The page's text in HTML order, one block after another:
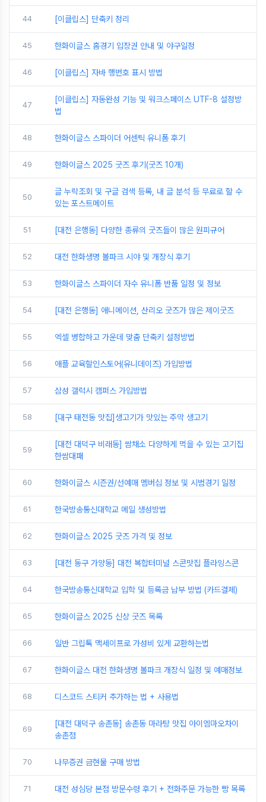
44 [이클립스] 단축키 정리
45 한화이글스 홈경기 입장권 안내 및 야구일정
46 [이클립스] 자바 행번호 표시 방법
47
[이클립스] 자동완성 기능 및 워크스페이스 UTF-8 설정방
법
48 한화이글스 스파이더 어센틱 유니폼 후기
49 한화이글스 2025 굿즈 후기(굿즈 10개)
50
글 누락조회 및 구글 검색 등록, 내 글 분석 등 무료로 할 수
있는 포스트메이트
51 [대전 은행동] 다양한 종류의 굿즈들이 많은 원피규어
52 대전 한화생명 볼파크 시야 및 개장식 후기
53 한화이글스 스파이더 자수 유니폼 반품 일정 및 정보
54 [대전 은행동] 애니메이션, 산리오 굿즈가 많은 제이굿즈
55 엑셀 병합하고 가운데 맞춤 단축키 설정방법
56 애플 교육할인스토어(유니데이즈) 가입방법
57 삼성 갤럭시 캠퍼스 가입방법
58 [대구 태전동 맛집]생고기가 맛있는 주막 생고기
59
[대전 대덕구 비래동] 쌈채소 다양하게 먹을 수 있는 고기집
한쌈대패
60 한화이글스 시즌권/선예매 멤버십 정보 및 시범경기 일정
61 한국방송통신대학교 메일 생성방법
62 한화이글스 2025 굿즈 가격 및 정보
63 [대전 동구 가양동] 대전 복합터미널 스콘맛집 플라잉스콘
64 한국방송통신대학교 입학 및 등록금 납부 방법 (카드결제)
65 한화이글스 2025 신상 굿즈 목록
66 일반 그립톡 맥세이프로 가성비 있게 교환하는법
67 한화이글스 대전 한화생명 볼파크 개장식 일정 및 예매정보
68 디스코드 스티커 추가하는 법 + 사용법
69
[대전 대덕구 송촌동] 송촌동 마라탕 맛집 아이엠마오차이
송촌점
70 나무증권 금현물 구매 방법
71 대전 성심당 본점 방문수령 후기 + 전화주문 가능한 빵 목록